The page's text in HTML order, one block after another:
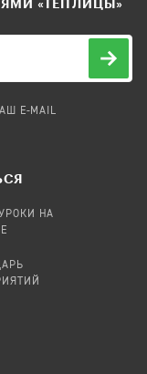
«ТЕПЛИЦЫ»
E-MAIL
НА